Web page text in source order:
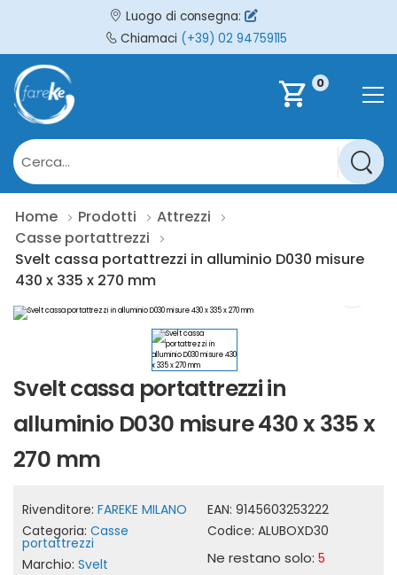
Luogo di consegna:
Chiamaci (+39) 02 94759115
shopping_cart 0
Home Prodotti
Attrezzi
Casse portattrezzi
Svelt cassa portattrezzi in alluminio D030 misure
430 x 335 x 270 mm
Svelt cassa portattrezzi in
alluminio D030 misure 430 x 335 x
270 mm
Rivenditore: FAREKE MILANO
Categoria: Casse
portattrezzi
Marchio: Svelt
EAN: 9145603253222
Codice: ALUBOXD30
Ne restano solo: 5